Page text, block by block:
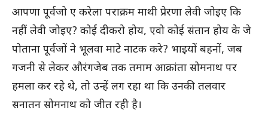
आपणा पूर्वजो ए करेला पराक्रम माथी प्रेरणा लेवी जोइए कि
नहीं लेवी जोइए? कोई दीकरो होय, एवो कोई संतान होय के जे
पोताना पूर्वजों ने भूलवा माटे नाटक करे? भाइयों बहनों, जब
गजनी से लेकर औरंगजेब तक तमाम आक्रांता सोमनाथ पर
हमला कर रहे थे, तो उन्हें लग रहा था कि उनकी तलवार
सनातन सोमनाथ को जीत रही है।